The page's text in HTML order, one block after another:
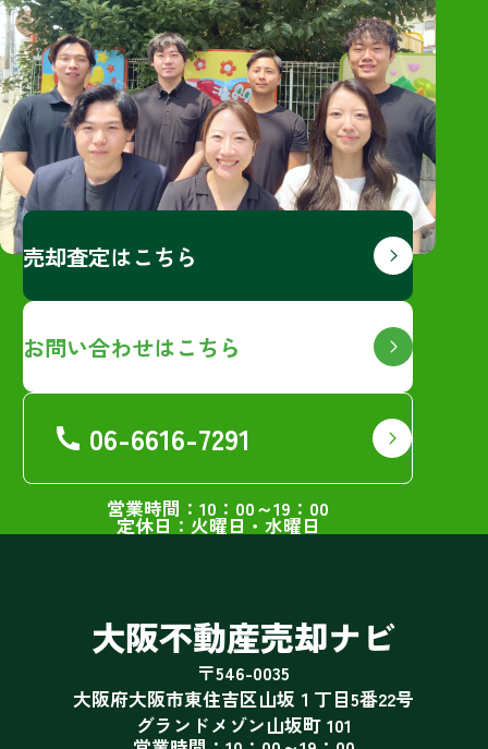
売却査定はこちら
お問い合わせはこちら
06-6616-7291
営業時間：10：00～19：00
定休日：火曜日・水曜日
大阪不動産売却ナビ
〒546-0035
大阪府大阪市東住吉区山坂１丁目5番22号
グランドメゾン山坂町 101